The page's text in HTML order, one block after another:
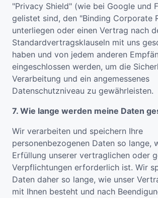
"Privacy Shield" (wie bei Google und
gelistet sind, den "Binding Corporate
unterliegen oder einen Vertrag nach
Standardvertragsklauseln mit uns
haben und von jedem anderen
eingeschlossen werden, um die
Verarbeitung und ein angemessenes
Datenschutzniveau zu gewährleisten.
7. Wie lange werden meine Daten
Wir verarbeiten und speichern Ihre
personenbezogenen Daten so lange,
Erfüllung unserer vertraglichen oder
Verpflichtungen erforderlich ist. Wir
Daten daher so lange, wie unser
mit Ihnen besteht und nach